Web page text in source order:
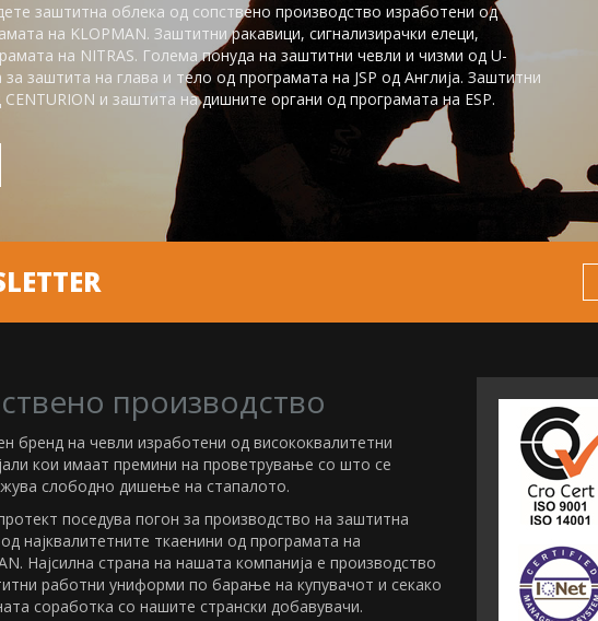
заштитна облека од сопствено производство изработени од
на KLOPMAN. Заштитни ракавици, сигнализирачки елеци,
на NITRAS. Голема понуда на заштитни чевли и чизми од U-
заштита на глaва и тело од програмата на JSP од Англија. Заштитни
и заштита на дишните органи од програмата на ESP.
производство
бренд на чевли изработени од висококвалитетни
кои имаат премини на проветрување со што се
слободно дишење на стапалото.
поседува погон за производство на заштитна
најквалитетните ткаенини од програмата на
Најсилна страна на нашата компанија е производство
работни униформи по барање на купувачот и секако
соработка со нашите странски добавувачи.